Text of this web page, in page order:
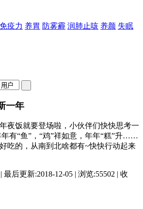
疫力 养胃 防雾霾 润肺止咳 养颜 失眠
一年
饭就要登场啦，小伙伴们快快思考一
有“鱼”，“鸡”祥如意，年年“糕”升……
吃的，从南到北啥都有~快快行动起来
| 最后更新:2018-12-05 | 浏览:55502 | 收